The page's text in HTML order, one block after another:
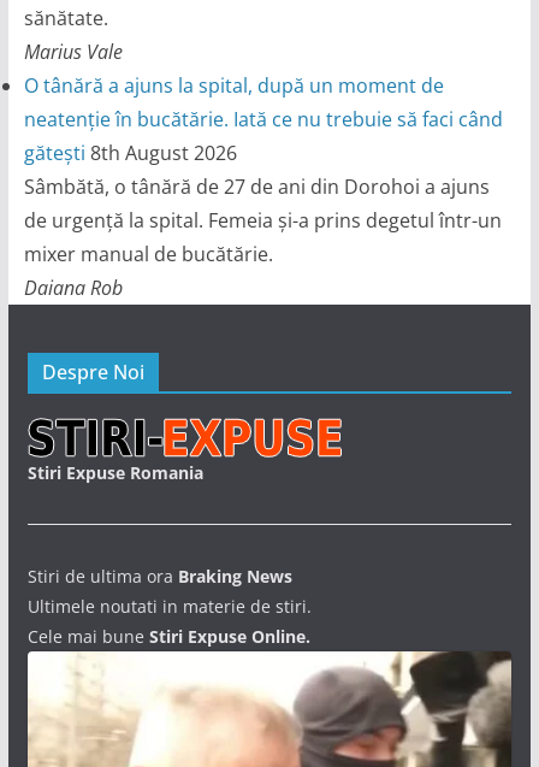
sănătate.
Marius Vale
O tânără a ajuns la spital, după un moment de
neatenție în bucătărie. Iată ce nu trebuie să faci când
gătești 8th August 2026
Sâmbătă, o tânără de 27 de ani din Dorohoi a ajuns
de urgență la spital. Femeia și-a prins degetul într-un
mixer manual de bucătărie.
Daiana Rob
Despre Noi
Stiri Expuse Romania
Stiri de ultima ora Braking News
Ultimele noutati in materie de stiri.
Cele mai bune Stiri Expuse Online.